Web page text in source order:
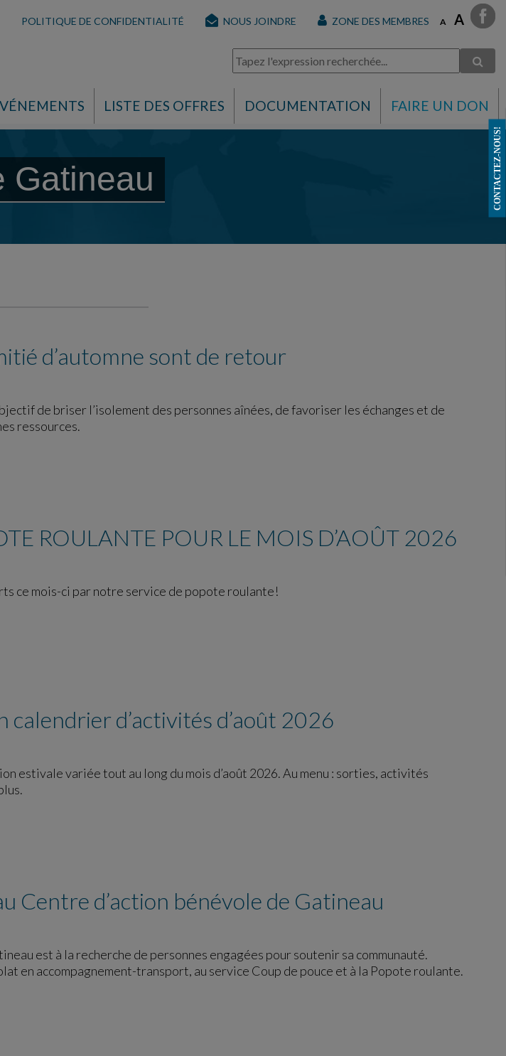
CONTACTEZ-NOUS!
POLITIQUE DE CONFIDENTIALITÉ NOUS JOINDRE ZONE DES MEMBRES A A
LISTE DES OFFRES DOCUMENTATION FAIRE UN DON
Gatineau
d’automne sont de retour
de briser l’isolement des personnes aînées, de favoriser les échanges et de
ressources.
ROULANTE POUR LE MOIS D’AOÛT 2026
ce mois-ci par notre service de popote roulante!
calendrier d’activités d’août 2026
estivale variée tout au long du mois d’août 2026. Au menu : sorties, activités
Centre d’action bénévole de Gatineau
est à la recherche de personnes engagées pour soutenir sa communauté.
en accompagnement-transport, au service Coup de pouce et à la Popote roulante.